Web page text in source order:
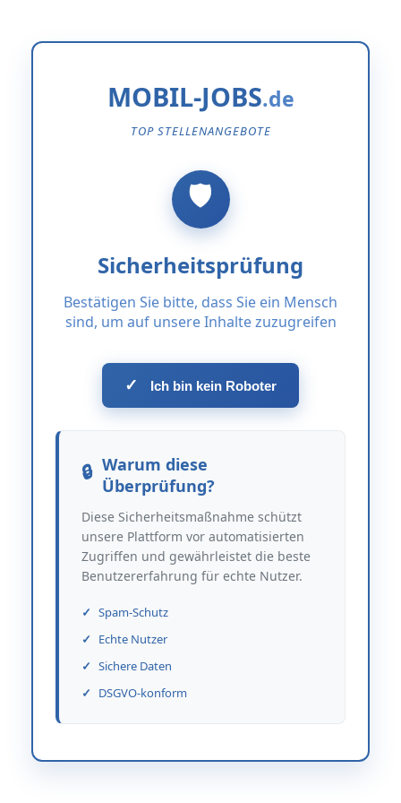
MOBIL-JOBS
TOP STELLENANGEBOTE
Sicherheitsprüfung
Bestätigen Sie bitte, dass Sie ein Mensch
sind, um auf unsere Inhalte zuzugreifen
✓ Ich bin kein Roboter
Warum diese
Überprüfung?
Diese Sicherheitsmaßnahme schützt
unsere Plattform vor automatisierten
Zugriffen und gewährleistet die beste
Benutzererfahrung für echte Nutzer.
Spam-Schutz
Echte Nutzer
Sichere Daten
DSGVO-konform